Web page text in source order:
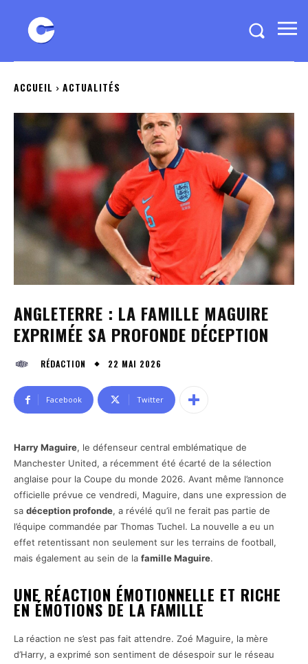
ACCUEIL ACTUALITÉS
ANGLETERRE : LA FAMILLE MAGUIRE
EXPRIMÉE SA PROFONDE DÉCEPTION
RÉDACTION 22 MAI 2026
Facebook Twitter
Harry Maguire, le défenseur central emblématique de
Manchester United, a récemment été écarté de la sélection
anglaise pour la Coupe du monde 2026. Avant même l’annonce
officielle prévue ce vendredi, Maguire, dans une expression de
sa déception profonde, a révélé qu’il ne ferait pas partie de
l’équipe commandée par Thomas Tuchel. La nouvelle a eu un
effet retentissant non seulement sur les terrains de football,
mais également au sein de la famille Maguire.
UNE RÉACTION ÉMOTIONNELLE ET RICHE
EN ÉMOTIONS DE LA FAMILLE
La réaction ne s’est pas fait attendre. Zoé Maguire, la mère
d’Harry, a exprimé son sentiment de désespoir sur le réseau